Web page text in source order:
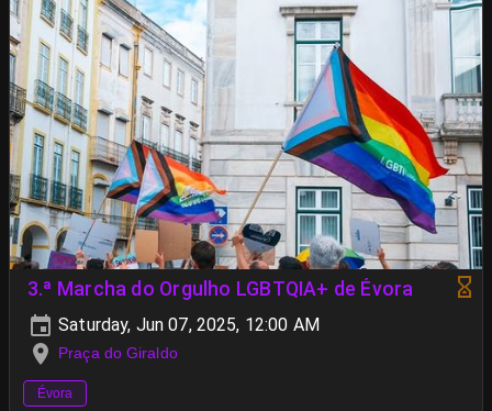
3.ª Marcha do Orgulho LGBTQIA+ de Évora
Saturday, Jun 07, 2025, 12:00 AM
Praça do Giraldo
Évora